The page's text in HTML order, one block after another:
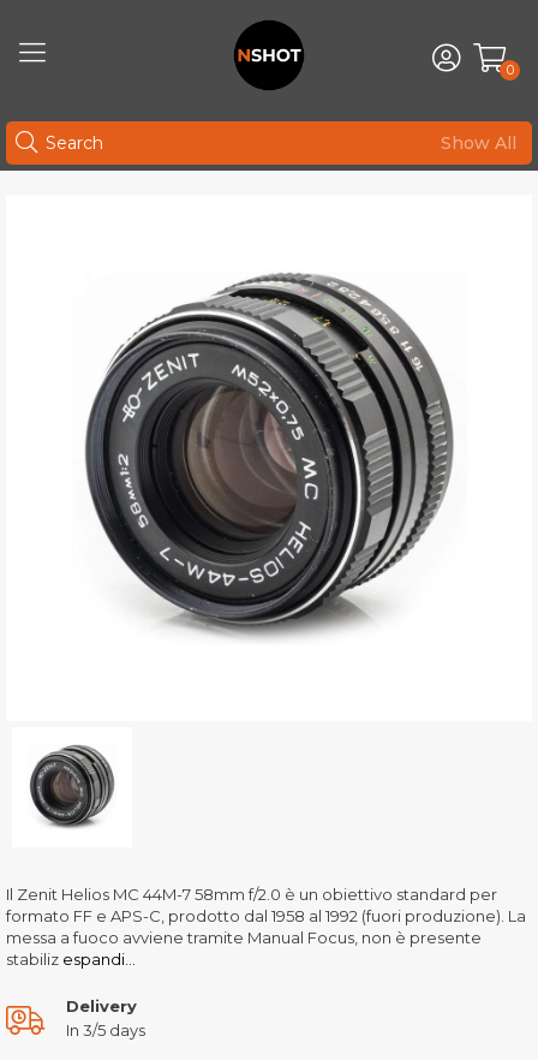
0
Show All
Il Zenit Helios MC 44M-7 58mm f/2.0 è un obiettivo standard per
formato FF e APS-C, prodotto dal 1958 al 1992 (fuori produzione). La
messa a fuoco avviene tramite Manual Focus, non è presente
stabiliz espandi...
Delivery
In 3/5 days